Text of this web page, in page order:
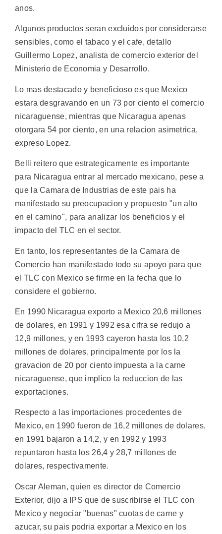
anos.
Algunos productos seran excluidos por considerarse
sensibles, como el tabaco y el cafe, detallo
Guillermo Lopez, analista de comercio exterior del
Ministerio de Economia y Desarrollo.
Lo mas destacado y beneficioso es que Mexico
estara desgravando en un 73 por ciento el comercio
nicaraguense, mientras que Nicaragua apenas
otorgara 54 por ciento, en una relacion asimetrica,
expreso Lopez.
Belli reitero que estrategicamente es importante
para Nicaragua entrar al mercado mexicano, pese a
que la Camara de Industrias de este pais ha
manifestado su preocupacion y propuesto "un alto
en el camino", para analizar los beneficios y el
impacto del TLC en el sector.
En tanto, los representantes de la Camara de
Comercio han manifestado todo su apoyo para que
el TLC con Mexico se firme en la fecha que lo
considere el gobierno.
En 1990 Nicaragua exporto a Mexico 20,6 millones
de dolares, en 1991 y 1992 esa cifra se redujo a
12,9 millones, y en 1993 cayeron hasta los 10,2
millones de dolares, principalmente por los la
gravacion de 20 por ciento impuesta a la carne
nicaraguense, que implico la reduccion de las
exportaciones.
Respecto a las importaciones procedentes de
Mexico, en 1990 fueron de 16,2 millones de dolares,
en 1991 bajaron a 14,2, y en 1992 y 1993
repuntaron hasta los 26,4 y 28,7 millones de
dolares, respectivamente.
Oscar Aleman, quien es director de Comercio
Exterior, dijo a IPS que de suscribirse el TLC con
Mexico y negociar "buenas" cuotas de carne y
azucar, su pais podria exportar a Mexico en los